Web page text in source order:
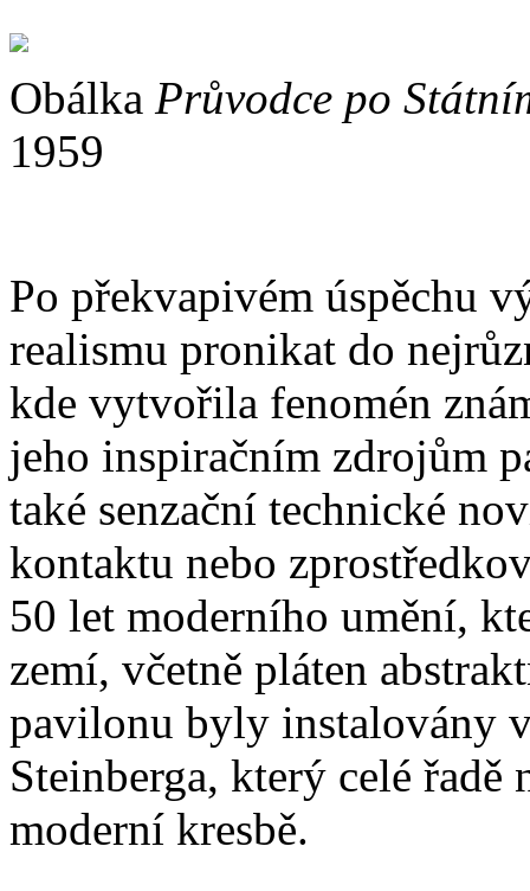
Obálka Průvodce po
1959
Po překvapivém úspěchu
realismu pronikat do
kde vytvořila fenomén
jeho inspiračním zdrojům
také senzační technické
kontaktu nebo
50 let moderního umění,
zemí, včetně pláten
pavilonu byly instalovány
Steinberga, který celé
moderní kresbě.